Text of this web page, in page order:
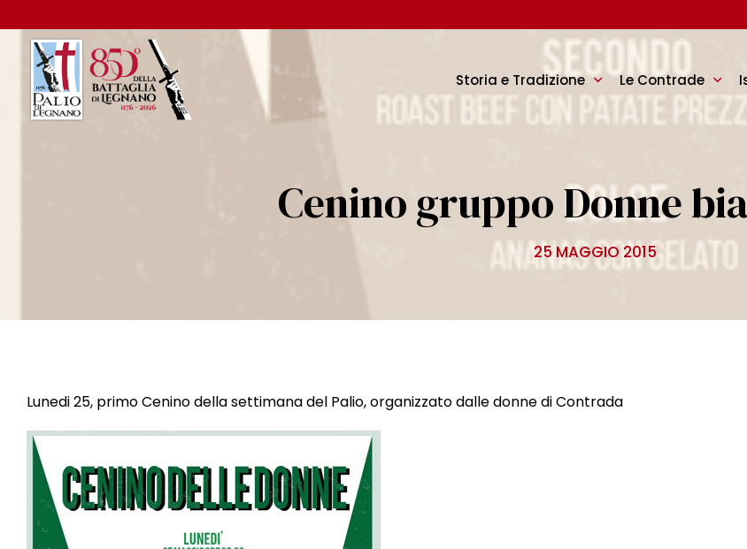
Storia e Tradizione Le Contrade
Cenino gruppo Donne
25 MAGGIO 2015
Lunedi 25, primo Cenino della settimana del Palio, organizzato dalle donne di Contrada